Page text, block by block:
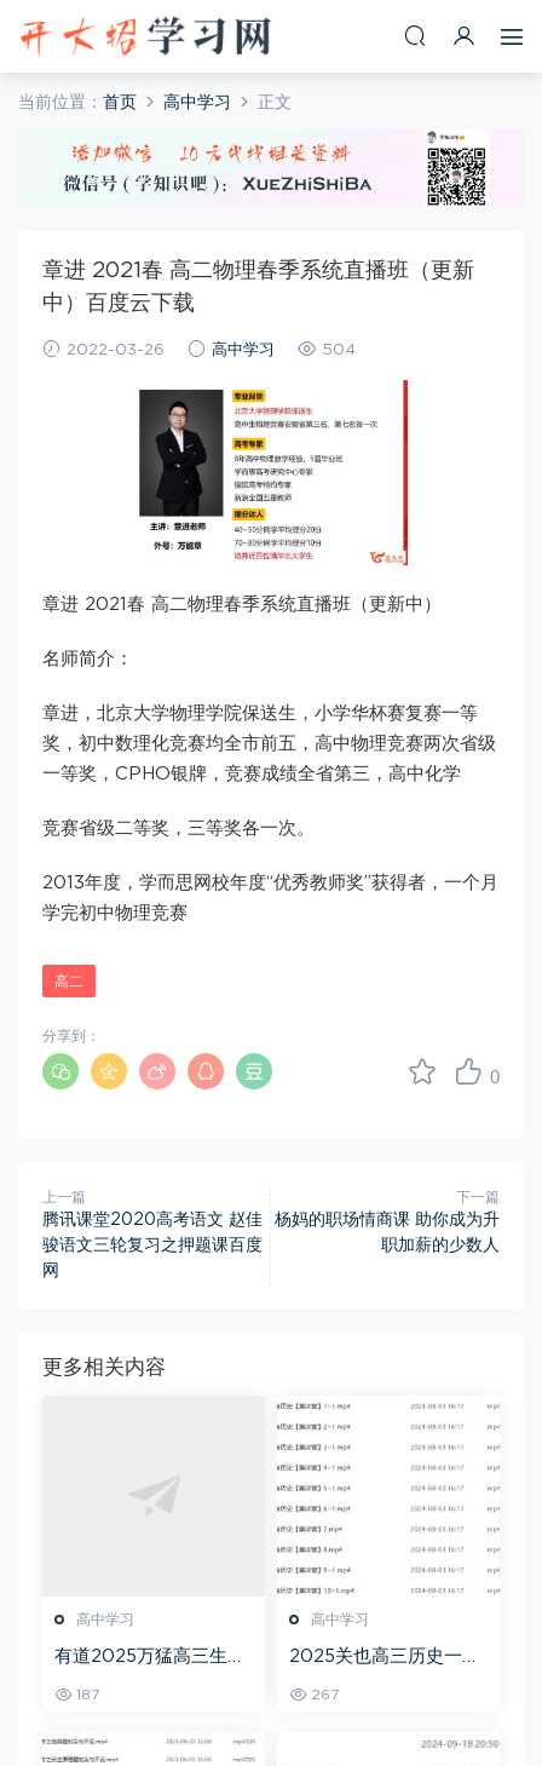
当前位置： 首页 高中学习 正文
章进 2021春 高二物理春季系统直播班（更新
中）百度云下载
2022-03-26 高中学习 504
章进 2021春 高二物理春季系统直播班（更新中）
名师简介：
章进，北京大学物理学院保送生，小学华杯赛复赛一等
奖，初中数理化竞赛均全市前五，高中物理竞赛两次省级
一等奖，CPHO银牌，竞赛成绩全省第三，高中化学
竞赛省级二等奖，三等奖各一次。
2013年度，学而思网校年度“优秀教师奖”获得者，一个月
学完初中物理竞赛
高二
0
分享到：
上一篇
腾讯课堂2020高考语文 赵佳
骏语文三轮复习之押题课百度
网
下一篇
杨妈的职场情商课 助你成为升
职加薪的少数人
更多相关内容
高中学习
有道2025万猛高三生物
教程
187
高中学习
2025关也高三历史一轮
教程
267